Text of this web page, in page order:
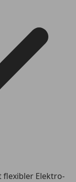
flexibler Elektro-